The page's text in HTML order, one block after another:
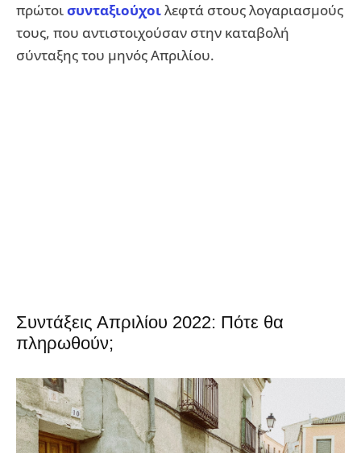
πρώτοισυνταξιούχοιλεφτά στους λογαριασμούς
τους, που αντιστοιχούσαν στην καταβολή
σύνταξης του μηνός Απριλίου.
Συντάξεις Απριλίου 2022: Πότε θα
πληρωθούν;